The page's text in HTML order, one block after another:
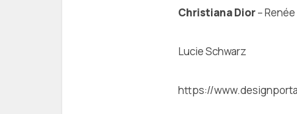
Christiana Dior–
Lucie Schwarz
https://